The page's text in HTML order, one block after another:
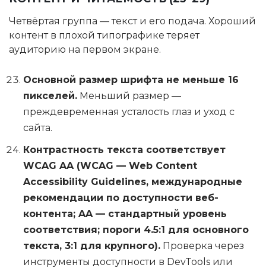
Четвёртая группа — текст и его подача. Хороший
контент в плохой типографике теряет
аудиторию на первом экране.
Основной размер шрифта не меньше 16
пикселей. Меньший размер —
преждевременная усталость глаз и уход с
сайта.
Контрастность текста соответствует
WCAG AA (WCAG — Web Content
Accessibility Guidelines, международные
рекомендации по доступности веб-
контента; AA — стандартный уровень
соответствия; пороги 4.5:1 для основного
текста, 3:1 для крупного). Проверка через
инструменты доступности в DevTools или